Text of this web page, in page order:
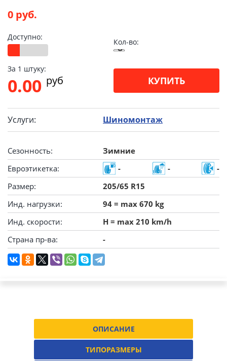
0 руб.
Доступно:
Кол-во:
За 1 штуку:
0.00 pуб КУПИТЬ
Услуги: Шиномонтаж
Сезонность:
Зимние
Евроэтикетка:
- -
-
Размер:
205/65 R15
Инд. нагрузки:
94 = max 670 kg
Инд. скорости:
H = max 210 km/h
Страна пр-ва:
-
ОПИСАНИЕ
ТИПОРАЗМЕРЫ